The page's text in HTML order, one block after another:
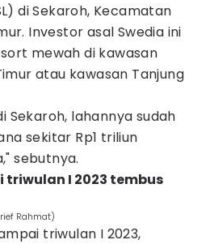
di Sekaroh, Kecamatan
Investor asal Swedia ini
mewah di kawasan
atau kawasan Tanjung
Sekaroh, lahannya sudah
sekitar Rp1 triliun
sebutnya.
triwulan I 2023 tembus
Rahmat)
triwulan I 2023,